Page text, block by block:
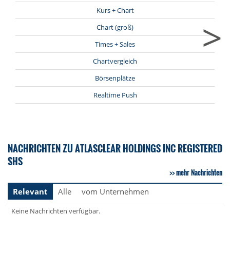
Kurs + Chart
Chart (groß)
Times + Sales
Chartvergleich
Börsenplätze
Realtime Push
>
NACHRICHTEN ZU ATLASCLEAR HOLDINGS INC REGISTERED
SHS
mehr Nachrichten
Relevant
Alle vom Unternehmen
Keine Nachrichten verfügbar.